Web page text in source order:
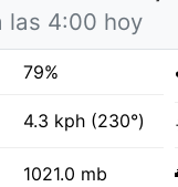
las 4:00 hoy
79%
4.3 kph (230°)
1021.0 mb